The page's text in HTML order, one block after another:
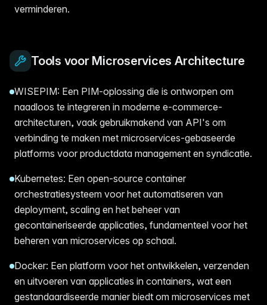
verminderen.
Tools voor Microservices Architecture
WISEPIM: Een PIM-oplossing die is ontworpen om
naadloos te integreren in moderne e-commerce-
architecturen, vaak gebruikmakend van API's om
verbinding te maken met microservices-gebaseerde
platforms voor productdata management en syndicatie.
Kubernetes: Een open-source container
orchestratiesysteem voor het automatiseren van
deployment, scaling en het beheer van
gecontaineriseerde applicaties, fundamenteel voor het
beheren van microservices op schaal.
Docker: Een platform voor het ontwikkelen, verzenden
en uitvoeren van applicaties in containers, wat een
gestandaardiseerde manier biedt om microservices met